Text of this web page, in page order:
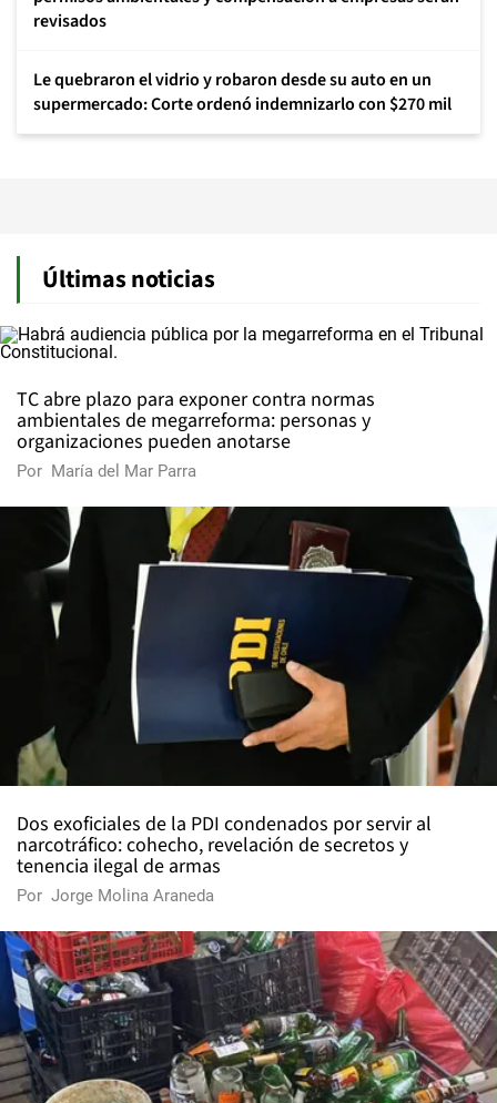
revisados
Le quebraron el vidrio y robaron desde su auto en un
supermercado: Corte ordenó indemnizarlo con $270 mil
Últimas noticias
TC abre plazo para exponer contra normas
ambientales de megarreforma: personas y
organizaciones pueden anotarse
Por María del Mar Parra
Dos exoficiales de la PDI condenados por servir al
narcotráfico: cohecho, revelación de secretos y
tenencia ilegal de armas
Por Jorge Molina Araneda